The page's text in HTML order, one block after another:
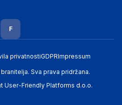
F
privatnostiGDPRImpressum
Sva prava pridržana.
User-Friendly Platforms d.o.o.